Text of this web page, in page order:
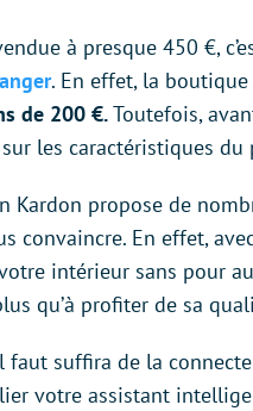
à presque 450 €,
. En effet, la
de 200 €.Toutefois,
les caractéristiques
Kardon propose de
convaincre. En effet,
intérieur sans pour
qu’à profiter de sa
faut suffira de la
votre assistant